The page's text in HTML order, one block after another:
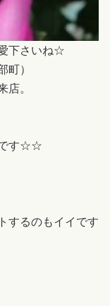
下さいね☆
町）
店。
です☆☆
するのもイイです